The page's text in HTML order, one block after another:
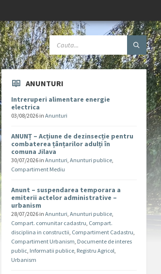
ANUNTURI
Intreruperi alimentare energie
electrica
03/08/2026 inAnunturi
ANUNȚ – Acțiune de dezinsecție pentru
combaterea țânțarilor adulți în
comuna Jilava
30/07/2026 inAnunturi,Anunturi publice,
Compartiment Mediu
Anunt – suspendarea temporara a
emiterii actelor administrative –
urbanism
28/07/2026 inAnunturi,Anunturi publice,
Compart. comunitar cadastru, Compart.
disciplina in constructii, Compartiment Cadastru,
Compartiment Urbanism, Documente de interes
public, Informatii publice, Registru Agricol,
Urbanism